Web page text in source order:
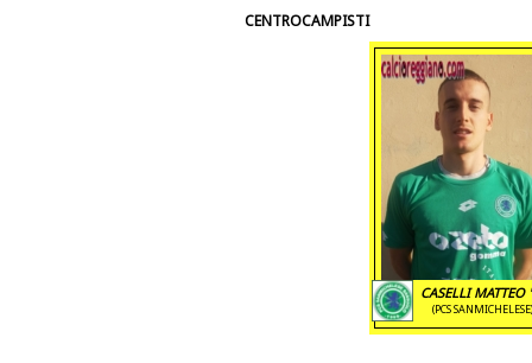
CENTROCAMPISTI
CASELLI MATTEO
(PCS SANMICHELESE)